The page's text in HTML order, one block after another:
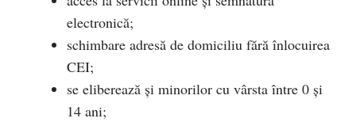
electronică;
schimbare adresă de domiciliu fără înlocuirea
CEI;
se eliberează și minorilor cu vârsta între 0 și
14 ani;